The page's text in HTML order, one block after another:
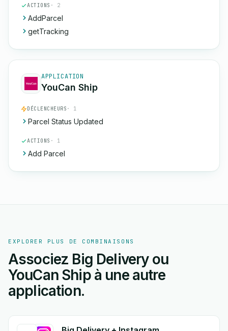
ACTIONS · 2
AddParcel
getTracking
APPLICATION
YouCan Ship
DÉCLENCHEURS · 1
Parcel Status Updated
ACTIONS · 1
Add Parcel
EXPLORER PLUS DE COMBINAISONS
Associez Big Delivery ou
YouCan Ship à une autre
application.